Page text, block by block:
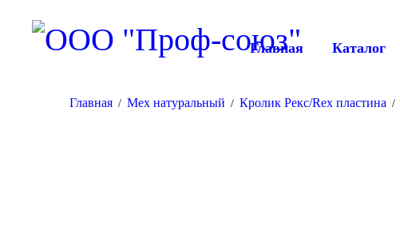
Главная Каталог
Главная / Мех натуральный / Кролик Рекс/Rex пластина /